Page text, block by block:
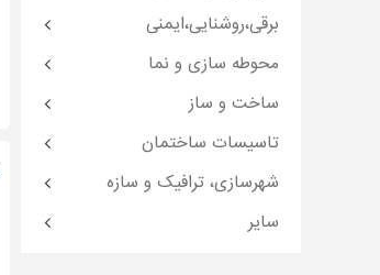
برقی،روشنایی،ایمنی
محوطه سازی و نما
ساخت و ساز
تاسیسات ساختمان
شهرسازی، ترافیک و سازه
سایر